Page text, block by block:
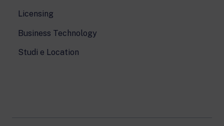
Licensing
Business Technology
Studi e Location